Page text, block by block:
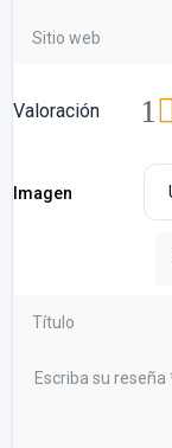
Valoración 1
Imagen